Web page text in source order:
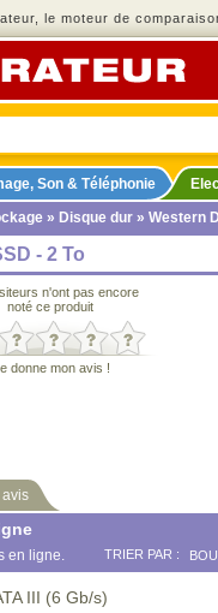
le moteur de
Son & Téléphonie
» Disque dur » Western
- 2 To
n'ont pas encore
noté ce produit
donne mon avis !
avis
en ligne. TRIER PAR :
III (6 Gb/s)